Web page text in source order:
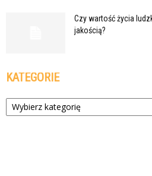
Czy wartość życia
jakością?
KATEGORIE
Kategorie